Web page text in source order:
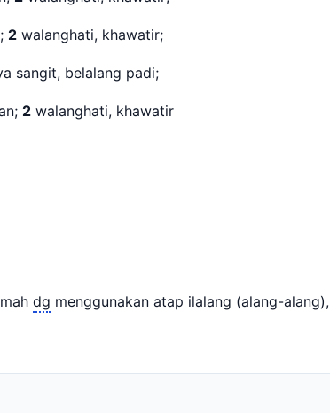
2 walanghati, khawatir;
sangit, belalang padi;
2 walanghati, khawatir
dg menggunakan atap ilalang (alang-alang),